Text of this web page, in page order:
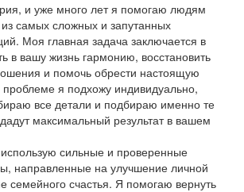
и уже много лет я помогаю людям
самых сложных и запутанных
Моя главная задача заключается в
в вашу жизнь гармонию, восстановить
и помочь обрести настоящую
я подхожу индивидуально,
все детали и подбираю именно те
максимальный результат в вашем
сильные и проверенные
направленные на улучшение личной
семейного счастья. Я помогаю вернуть